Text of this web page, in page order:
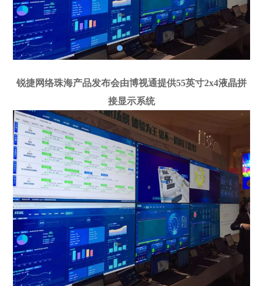
锐捷网络珠海产品发布会由博视通提供55英寸2x4液晶拼
接显示系统